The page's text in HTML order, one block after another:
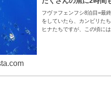
フヴァフェンフシ8泊目=最
をしていたら、カンビリた
ヒナたちですが、この頃に